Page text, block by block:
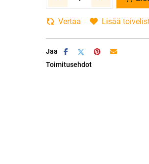
Vertaa Lisää
Jaa
Toimitusehdot